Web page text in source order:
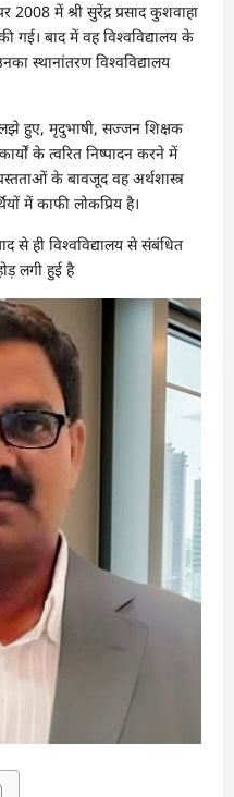
में श्री सुरेंद्र प्रसाद कुशवाहा
गई। बाद में वह विश्वविद्यालय के
स्थानांतरण विश्वविद्यालय
हुए, मृदुभाषी, सज्जन शिक्षक
के त्वरित निष्पादन करने में
के बावजूद वह अर्थशास्त्र
में काफी लोकप्रिय है।
से ही विश्वविद्यालय से संबंधित
लगी हुई है